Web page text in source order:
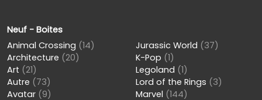
Neuf - Boites
Animal Crossing (14)
Architecture (20)
Art (21)
Autre (73)
Avatar (9)
Jurassic World (37)
K-Pop (1)
Legoland (1)
Lord of the Rings (3)
Marvel (144)